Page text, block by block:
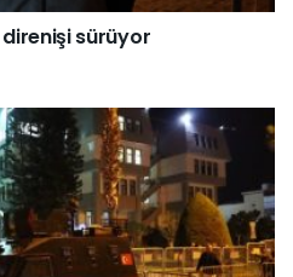
direnişi sürüyor